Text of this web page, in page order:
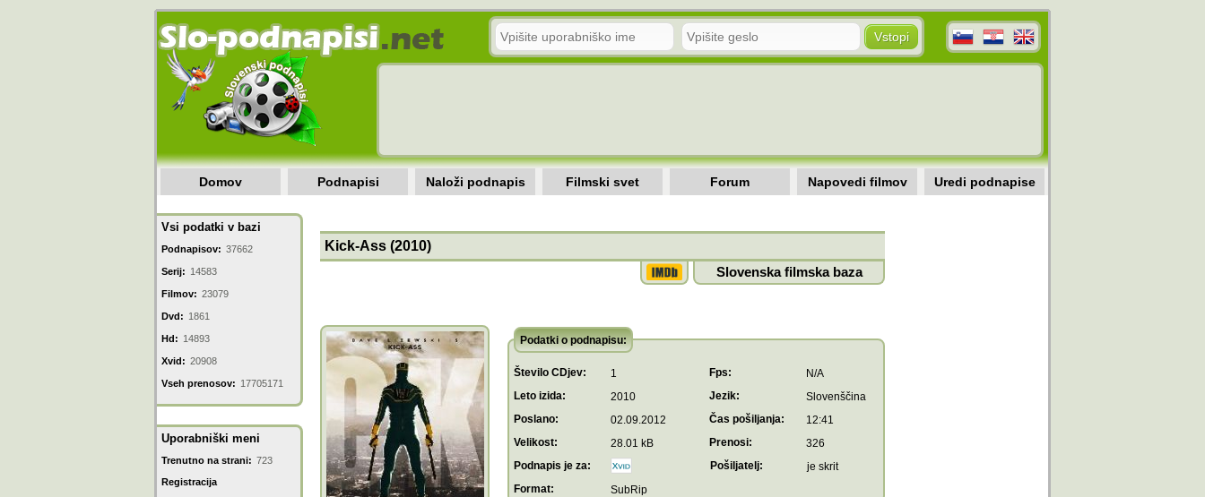
Domov Podnapisi Naloži podnapis Filmski svet Forum Napovedi filmov Uredi podnapise
Vsi podatki v bazi
Podnapisov: 37662
Serij: 14583
Filmov: 23079
Dvd: 1861
Hd: 14893
Xvid: 20908
Vseh prenosov: 17705171
Uporabniški meni
Trenutno na strani: 723
Registracija
Kick-Ass (2010)
Slovenska filmska baza
Podatki o podnapisu:
Število CDjev: 1 Fps:
N/A
Leto izida:
2010 Jezik:
Slovenščina
Poslano:
02.09.2012 Čas pošiljanja:
12:41
Velikost:
28.01 kB Prenosi:
326
Podnapis je za:
Pošiljatelj:
je skrit
Format:
SubRip